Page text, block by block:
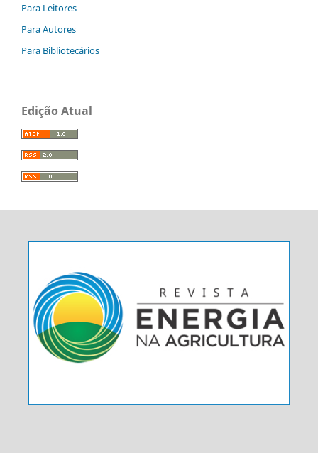
Para Leitores
Para Autores
Para Bibliotecários
Edição Atual